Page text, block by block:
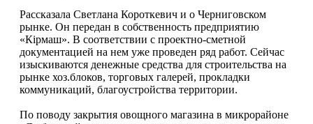
Рассказала Светлана Короткевич и о Черниговском
рынке. Он передан в собственность предприятию
«Кірмаш». В соответствии с проектно-сметной
документацией на нем уже проведен ряд работ. Сейчас
изыскиваются денежные средства для строительства на
рынке хоз.блоков, торговых галерей, прокладки
коммуникаций, благоустройства территории.
По поводу закрытия овощного магазина в микрорайоне